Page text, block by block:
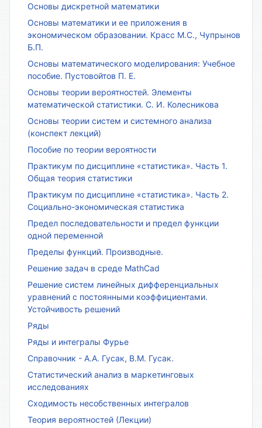
Основы дискретной математики
Основы математики и ее приложения в
экономическом образовании. Красс М.С., Чупрынов
Б.П.
Основы математического моделирования: Учебное
пособие. Пустовойтов П. Е.
Основы теории вероятностей. Элементы
математической статистики. С. И. Колесникова
Основы теории систем и системного анализа
(конспект лекций)
Пособие по теории вероятности
Практикум по дисциплине «статистика». Часть 1.
Общая теория статистики
Практикум по дисциплине «статистика». Часть 2.
Социально-экономическая статистика
Предел последовательности и предел функции
одной переменной
Пределы функций. Производные.
Решение задач в среде MathCad
Решение систем линейных дифференциальных
уравнений с постоянными коэффициентами.
Устойчивость решений
Ряды
Ряды и интегралы Фурье
Справочник - А.А. Гусак, В.М. Гусак.
Статистический анализ в маркетинговых
исследованиях
Сходимость несобственных интегралов
Теория вероятностей (Лекции)